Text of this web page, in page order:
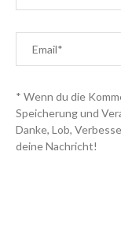
* Wenn du die
Speicherung und
Danke, Lob,
deine Nachricht!